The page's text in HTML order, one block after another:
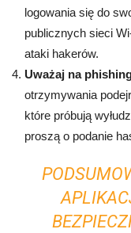
logowania się do
publicznych sieci
ataki hakerów.
Uważaj na
otrzymywania
które próbują
proszą o podanie